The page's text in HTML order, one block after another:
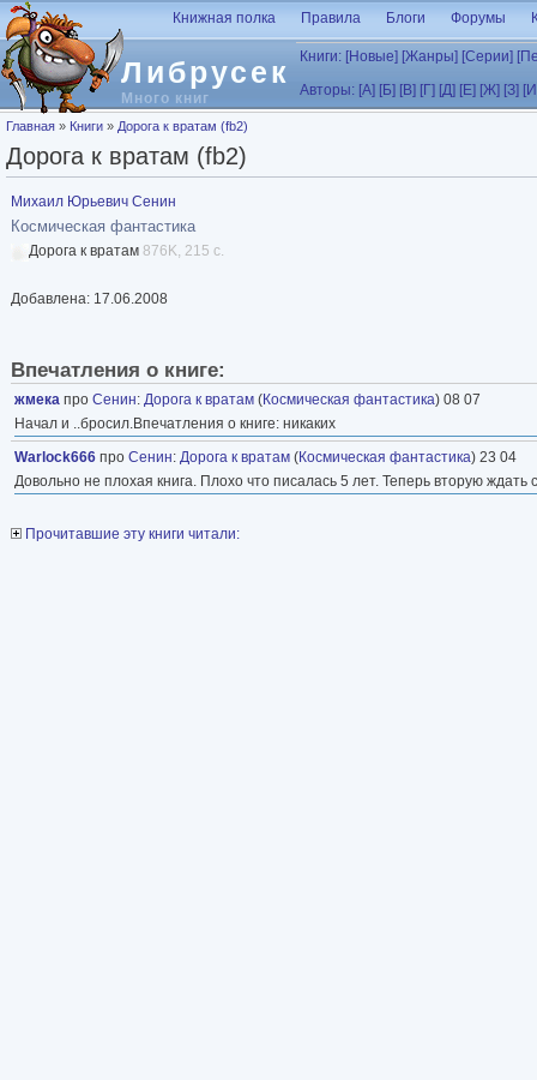
Перейти к основному содержанию
Либрусек
Много книг
Книжная полка Правила Блоги Форумы
Книги: [Новые] [Жанры] [Серии]
Авторы: [А] [Б] [В] [Г] [Д] [Е] [Ж] [З]
Вы здесь
Главная » Книги » Дорога к вратам (fb2)
Дорога к вратам (fb2)
Михаил Юрьевич Сенин
Космическая фантастика
Дорога к вратам 876K, 215 с.
Добавлена: 17.06.2008
Впечатления о книге:
жмека про Сенин: Дорога к вратам (Космическая фантастика) 08 07
Начал и ..бросил.Впечатления о книге: никаких
Warlock666 про Сенин: Дорога к вратам (Космическая фантастика) 23 04
Довольно не плохая книга. Плохо что писалась 5 лет. Теперь вторую ждать
Прочитавшие эту книги читали: